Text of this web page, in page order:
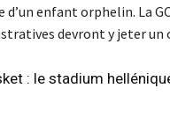
d’un enfant orphelin. La
devront y jeter un
: le stadium